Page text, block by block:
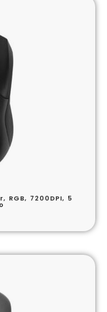
RGB, 7200DPI, 5